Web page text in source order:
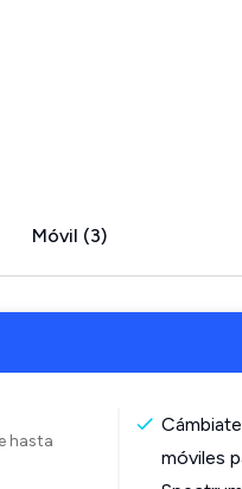
Móvil (3)
hasta
móviles